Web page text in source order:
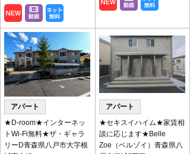
※土日は混み合いますので ご来店・内見予約
お願いいたします。
※午前中の内見予約は前日17時30分（土日は17時）ま
で要受付
八代産業チャンネル
画公開中！
チャンネル登録お願いします！
入居中の注意事項の動画はこちらです。
アパート
★D-room★インターネッ
トWi-Fi無料★ザ・ギャラ
リーD青森県八戸市大字根
アパート
★セキスイハイム★家賃相
談に応じます★Belle
Zoe（ベルゾイ）青森県八